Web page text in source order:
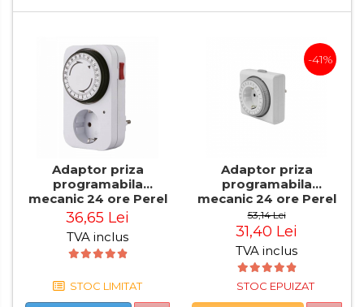
Adaptor priza
programabila
mecanic 24 ore Perel
E305DM-G, 3680 W,
16 A
36,65 Lei
TVA inclus
STOC LIMITAT
-41%
Adaptor priza
programabila
mecanic 24 ore Perel
E305D4-G, 3680 W, 16
A
53,14 Lei
31,40 Lei
TVA inclus
STOC EPUIZAT